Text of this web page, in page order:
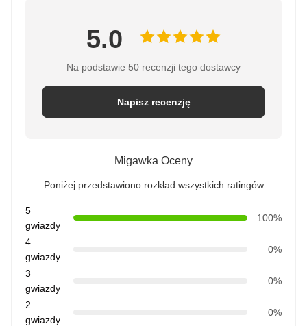
5.0
Na podstawie 50 recenzji tego dostawcy
Napisz recenzję
Migawka Oceny
Poniżej przedstawiono rozkład wszystkich ratingów
5
gwiazdy
100%
4
gwiazdy
0%
3
gwiazdy
0%
2
gwiazdy
0%